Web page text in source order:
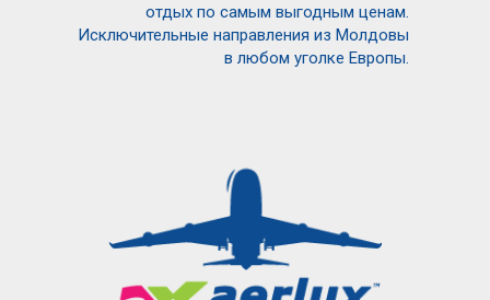
отдых по самым выгодным ценам.
Исключительные направления из Молдовы
в любом уголке Европы.